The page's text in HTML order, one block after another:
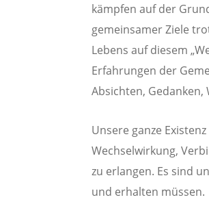
kämpfen auf der
gemeinsamer Ziele
Lebens auf diesem
Erfahrungen der
Absichten,
Unsere ganze
Wechselwirkung,
zu erlangen. Es sind
und erhalten müssen.